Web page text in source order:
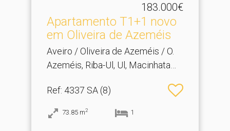
183.000€
Apartamento T1+1 novo
em Oliveira de Azeméis
Aveiro / Oliveira de Azeméis / O.
Azeméis, Riba-Ul, Ul, Macinhata
Ref: 4337 SA (8)
73.85 m2 1